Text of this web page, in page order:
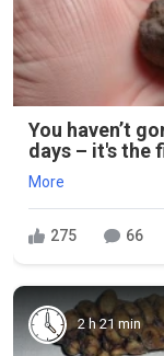
You haven’t
days – it's the
More
275 66
2 h 21 min